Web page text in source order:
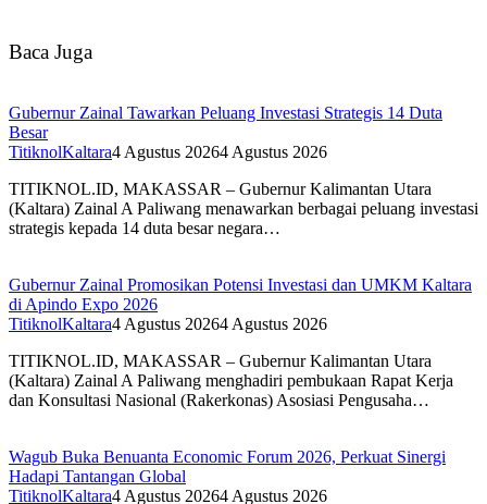
Baca Juga
Gubernur Zainal Tawarkan Peluang Investasi Strategis 14 Duta
Besar
TitiknolKaltara4 Agustus 20264 Agustus 2026
TITIKNOL.ID, MAKASSAR – Gubernur Kalimantan Utara
(Kaltara) Zainal A Paliwang menawarkan berbagai peluang investasi
strategis kepada 14 duta besar negara…
Gubernur Zainal Promosikan Potensi Investasi dan UMKM Kaltara
di Apindo Expo 2026
TitiknolKaltara4 Agustus 20264 Agustus 2026
TITIKNOL.ID, MAKASSAR – Gubernur Kalimantan Utara
(Kaltara) Zainal A Paliwang menghadiri pembukaan Rapat Kerja
dan Konsultasi Nasional (Rakerkonas) Asosiasi Pengusaha…
Wagub Buka Benuanta Economic Forum 2026, Perkuat Sinergi
Hadapi Tantangan Global
TitiknolKaltara4 Agustus 20264 Agustus 2026